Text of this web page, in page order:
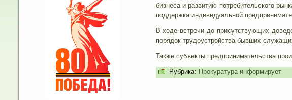
бизнеса и развитию потребительского
поддержка индивидуальной
В ходе встречи до присутствующих
порядок трудоустройства бывших
Также субъекты предпринимательства
Рубрика: Прокуратура информирует